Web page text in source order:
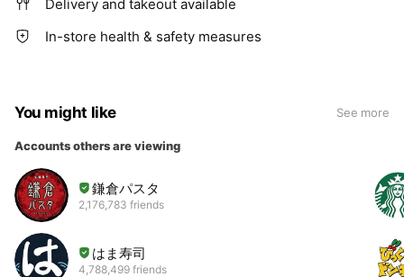
Delivery and takeout available
In-store health & safety measures
You might like See more
Accounts others are viewing
鎌倉パスタ
2,176,783 friends
はま寿司
4,788,499 friends